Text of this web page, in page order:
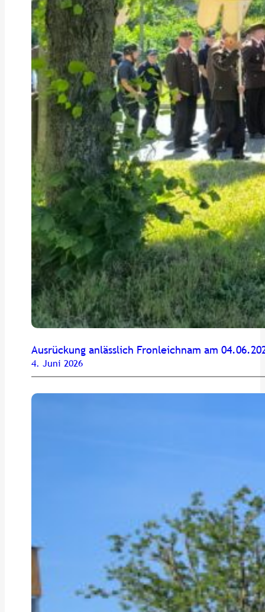
Ausrückung anlässlich Fronleichnam am
4. Juni 2026